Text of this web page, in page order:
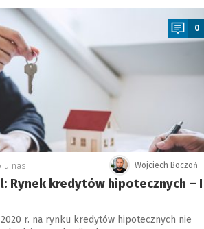
0
Wojciech Boczoń
u nas
Rynek kredytów hipotecznych – I
r. na rynku kredytów hipotecznych nie